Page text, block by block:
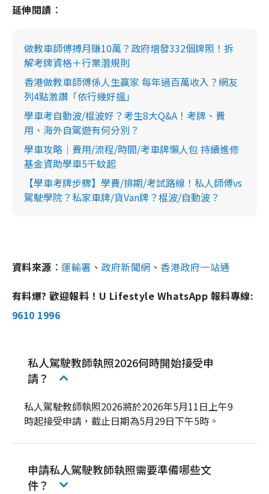
延伸閱讀︰
做教車師傅搏月賺10萬？政府增發332個牌照！拆
解考牌資格＋行業潛規則
香港做教車師傅係人生贏家 每年過百萬收入？網友
列4點激讚「依行幾好搵」
學車考自動波/棍波好？考生8大Q&A！考牌、費
用、海外自駕遊有何分別？
學車攻略｜費用/流程/時間/考車牌懶人包 持續進修
基金資助學車5千蚊起
【學車考牌步驟】學費/排期/考試路線！私人師傅vs
駕駛學院？私家車牌/貨Van牌？棍波/自動波？
資料來源︰運輸署 、 政府新聞網 、 香港政府一站通
有料爆? 歡迎報料！U Lifestyle WhatsApp 報料專線:
9610 1996
私人駕駛教師執照2026何時開始接受申
請？
私人駕駛教師執照2026將於2026年5月11日上午9
時起接受申請，截止日期為5月29日下午5時。
申請私人駕駛教師執照需要準備哪些文
件？